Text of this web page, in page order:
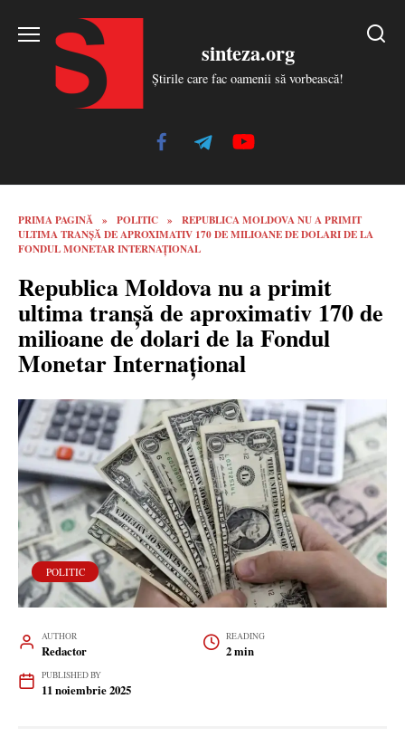
sinteza.org
Știrile care fac oamenii să vorbească!
PRIMA PAGINĂ » POLITIC »
REPUBLICA MOLDOVA NU A PRIMIT
ULTIMA TRANȘĂ DE APROXIMATIV 170 DE MILIOANE DE DOLARI DE LA
FONDUL MONETAR INTERNAȚIONAL
Republica Moldova nu a primit
ultima tranșă de aproximativ 170 de
milioane de dolari de la Fondul
Monetar Internațional
POLITIC
AUTHOR
Redactor
READING
2 min
PUBLISHED BY
11 noiembrie 2025